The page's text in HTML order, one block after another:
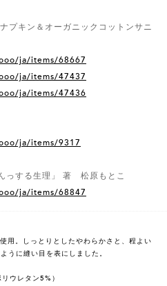
プキン＆オーガニックコットンサニ
ja/items/68667
ja/items/47437
ja/items/47436
ja/items/9317
っする生理」 著 松原もとこ
ja/items/68847
用。しっとりとしたやわらかさと、程よい
うに縫い目を表にしました。
ウレタン5%）